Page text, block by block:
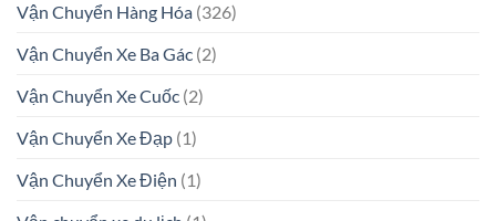
Vận Chuyển Hàng Hóa (326)
Vận Chuyển Xe Ba Gác (2)
Vận Chuyển Xe Cuốc (2)
Vận Chuyển Xe Đạp (1)
Vận Chuyển Xe Điện (1)